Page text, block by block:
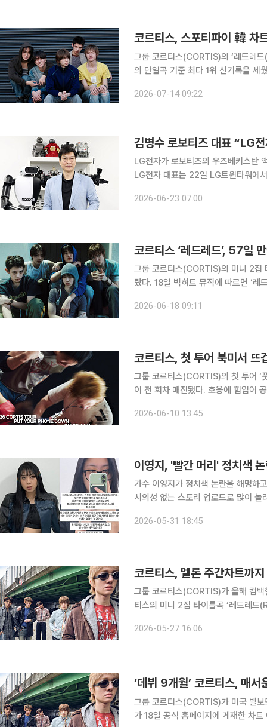
코르티스, 스포티파이 韓
그룹 코르티스(CORTIS)의 ‘레드레
의 단일곡 기준 최다 1위 신기록을 세웠다. 코르티스의 미니 2집 타이틀곡 ‘레드레드’는
4개월 만에 K팝 그룹 곡 최다 1위 횟수
2026-07-14 09:22
LG전자가 로보티즈의 우즈베키스탄
LG전자 대표는 22일 LG트윈타워에
추진한다. 이날 김병수 대표는
2026-06-23 07:00
코르티스 ‘레드레드’, 57일
그룹 코르티스(CORTIS)의 미니 2집
랐다. 18일 빅히트 뮤직에 따르면 ‘레드레드’는 글로벌 오디오·음원 스트리밍 플랫폼 스포티파이에
한 보이그룹 노래 중 가장 빠르게 1억
2026-06-18 09:11
코르티스, 첫 투어 북미서
그룹 코르티스(CORTIS)의 첫 투어
이 전 회차 매진됐다. 호응에 힘입어 공연 회차도 추가한다. 10
NORTH AMERICA)’는
2026-06-10 13:45
이영지, '빨간 머리' 정치색
가수 이영지가 정치색 논란을 해명하고 사과했다. 31일 이영지는 자신의
시의성 없는 스토리 업로드로 많이 놀라셨
2026-05-31 18:45
코르티스, 멜론 주간차트까
그룹 코르티스(CORTIS)가 올해 컴백
티스의 미니 2집 타이틀곡 ‘레드레
입한 후 5월 1주 차 9위, 2주 차 3
2026-05-27 16:06
‘데뷔 9개월’ 코르티스, 매
그룹 코르티스(CORTIS)가 미국 빌보드 메인 차트 ‘
가 18일 공식 홈페이지에 게재한 차